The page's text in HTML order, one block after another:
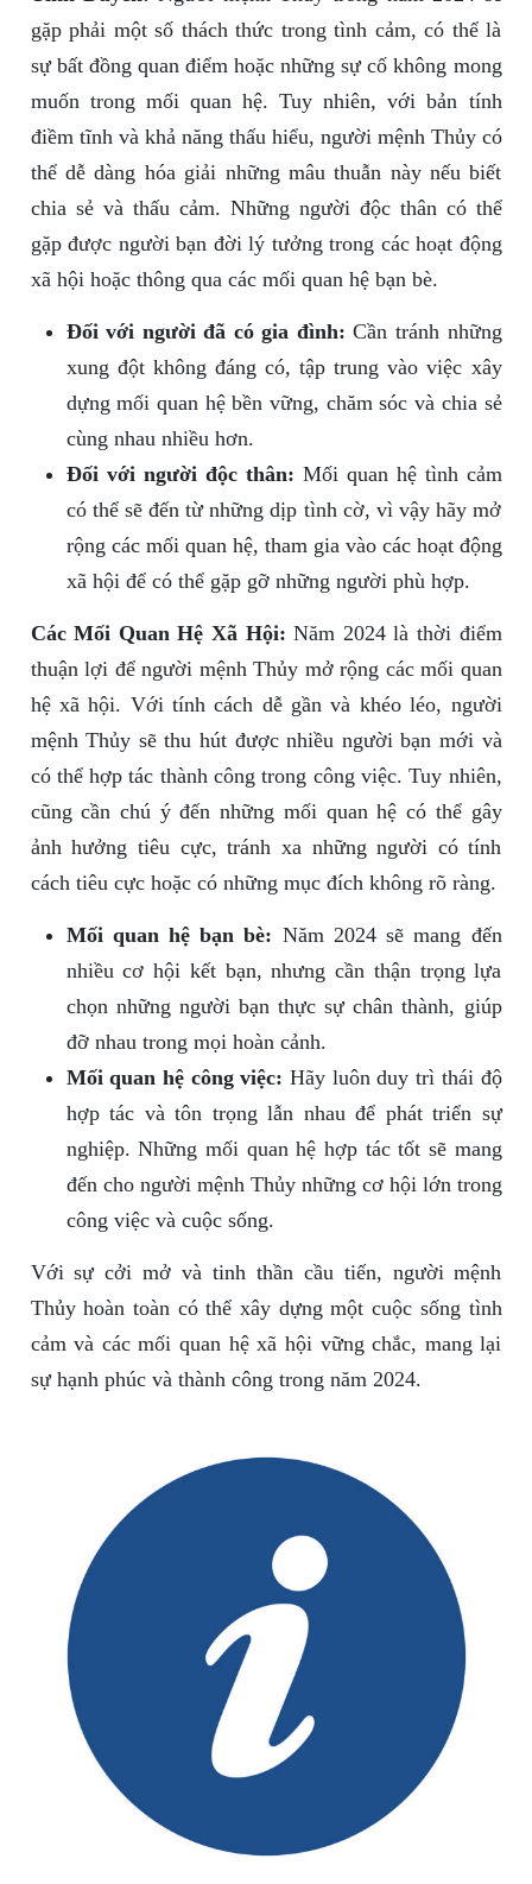
gặp phải một số thách thức trong tình cảm, có thể là
sự bất đồng quan điểm hoặc những sự cố không mong
muốn trong mối quan hệ. Tuy nhiên, với bản tính
điềm tĩnh và khả năng thấu hiểu, người mệnh Thủy có
thể dễ dàng hóa giải những mâu thuẫn này nếu biết
chia sẻ và thấu cảm. Những người độc thân có thể
gặp được người bạn đời lý tưởng trong các hoạt động
xã hội hoặc thông qua các mối quan hệ bạn bè.
Đối với người đã có gia đình: Cần tránh những
xung đột không đáng có, tập trung vào việc xây
dựng mối quan hệ bền vững, chăm sóc và chia sẻ
cùng nhau nhiều hơn.
Đối với người độc thân: Mối quan hệ tình cảm
có thể sẽ đến từ những dịp tình cờ, vì vậy hãy mở
rộng các mối quan hệ, tham gia vào các hoạt động
xã hội để có thể gặp gỡ những người phù hợp.
Các Mối Quan Hệ Xã Hội: Năm 2024 là thời điểm
thuận lợi để người mệnh Thủy mở rộng các mối quan
hệ xã hội. Với tính cách dễ gần và khéo léo, người
mệnh Thủy sẽ thu hút được nhiều người bạn mới và
có thể hợp tác thành công trong công việc. Tuy nhiên,
cũng cần chú ý đến những mối quan hệ có thể gây
ảnh hưởng tiêu cực, tránh xa những người có tính
cách tiêu cực hoặc có những mục đích không rõ ràng.
Mối quan hệ bạn bè: Năm 2024 sẽ mang đến
nhiều cơ hội kết bạn, nhưng cần thận trọng lựa
chọn những người bạn thực sự chân thành, giúp
đỡ nhau trong mọi hoàn cảnh.
Mối quan hệ công việc: Hãy luôn duy trì thái độ
hợp tác và tôn trọng lẫn nhau để phát triển sự
nghiệp. Những mối quan hệ hợp tác tốt sẽ mang
đến cho người mệnh Thủy những cơ hội lớn trong
công việc và cuộc sống.
Với sự cởi mở và tinh thần cầu tiến, người mệnh
Thủy hoàn toàn có thể xây dựng một cuộc sống tình
cảm và các mối quan hệ xã hội vững chắc, mang lại
sự hạnh phúc và thành công trong năm 2024.